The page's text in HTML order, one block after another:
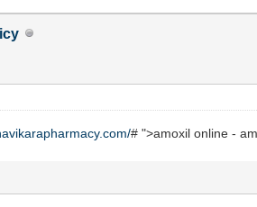
# ">amoxil online -